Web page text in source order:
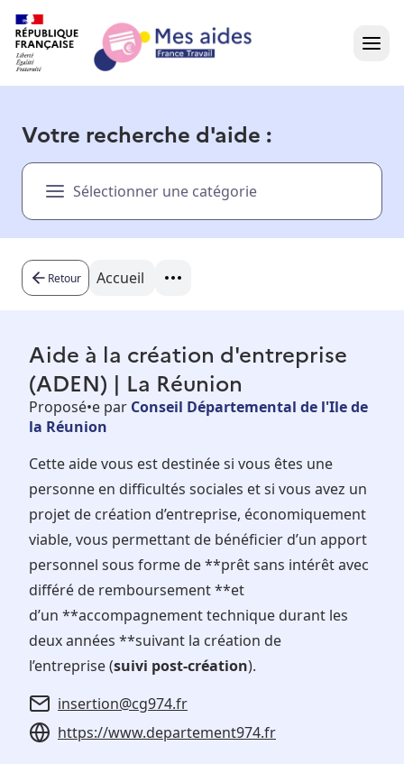
Présentation vidéo
Besoin d'aide ?
Votre recherche d'aide :
Sélectionner une catégorie
Retour Accueil
Aide à la création d'entreprise
(ADEN) | La Réunion
Proposé•e par Conseil Départemental de l'Ile de
la Réunion
Cette aide vous est destinée si vous êtes une
personne en difficultés sociales et si vous avez un
projet de création d’entreprise, économiquement
viable, vous permettant de bénéficier d’un apport
personnel sous forme de **prêt sans intérêt avec
différé de remboursement **et
d’un **accompagnement technique durant les
deux années **suivant la création de
l’entreprise (suivi post-création).
insertion@cg974.fr
https://www.departement974.fr